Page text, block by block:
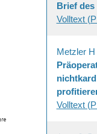
Brief des
Volltext
Metzler H
Volltext